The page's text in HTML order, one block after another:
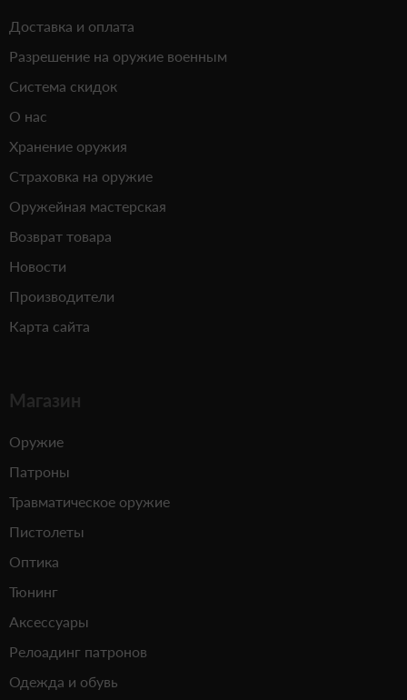
Доставка и оплата
Разрешение на оружие военным
Система скидок
О нас
Хранение оружия
Страховка на оружие
Оружейная мастерская
Возврат товара
Новости
Производители
Карта сайта
Магазин
Оружие
Патроны
Травматическое оружие
Пистолеты
Оптика
Тюнинг
Аксессуары
Релоадинг патронов
Одежда и обувь